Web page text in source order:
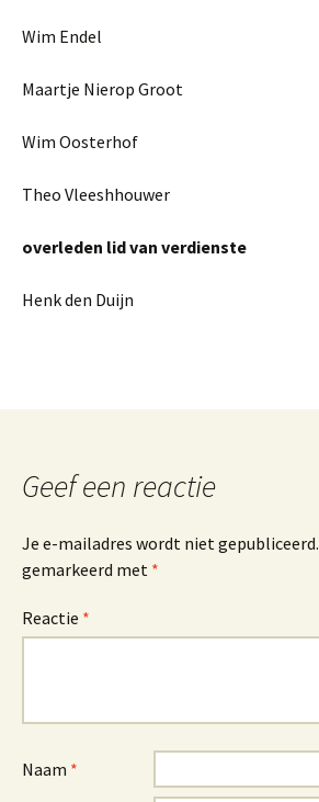
Wim Endel
Maartje Nierop Groot
Wim Oosterhof
Theo Vleeshhouwer
overleden lid van verdienste
Henk den Duijn
Geef een reactie
Je e-mailadres wordt niet gepubliceerd.
gemarkeerd met *
Reactie *
Naam *